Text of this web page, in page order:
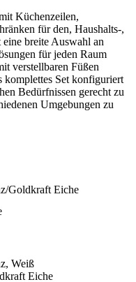
Küchenzeilen,
für den, Haushalts-,
breite Auswahl an
für jeden Raum
verstellbaren Füßen
komplettes Set konfiguriert
Bedürfnissen gerecht zu
Umgebungen zu
Goldkraft Eiche
Weiß
Eiche